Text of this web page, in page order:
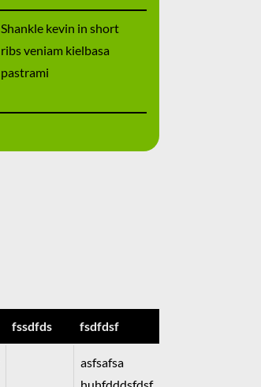
Shankle kevin in short
ribs veniam kielbasa
pastrami
fssdfds fsdfdsf
asfsafsa